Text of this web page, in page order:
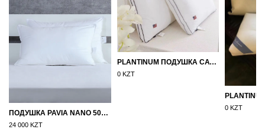
ПОДУШКА PAVIA NANO 50X70
24 000 KZT
PLANTINUM ПОДУШКА САТИН, ШЕЛК 50Х70
0 KZT
0 KZT